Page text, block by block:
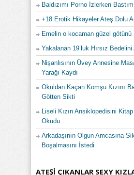
Baldızımı Porno İzlerken Bastım
+18 Erotik Hikayeler Ateş Dolu
Emelin o kocaman güzel götünü
Yakalanan 19’luk Hırsız
Nişanlısının Üvey Annesine
Yarağı Kaydı
Okuldan Kaçan Komşu Kızını
Götten Sikti
Liseli Kızın Ansiklopedisini
Okudu
Arkadaşının Olgun Amcasına
Boşalmasını İstedi
ATEŞI ÇIKANLAR SEXY